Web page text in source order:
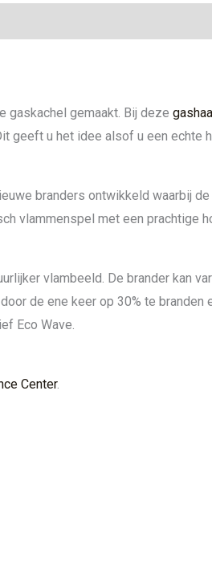
gaskachel gemaakt. Bij deze
geeft u het idee alsof u een echte
branders ontwikkeld waarbij
vlammenspel met een prachtige
vlambeeld. De brander kan
de ene keer op 30% te
Eco Wave.
Center.